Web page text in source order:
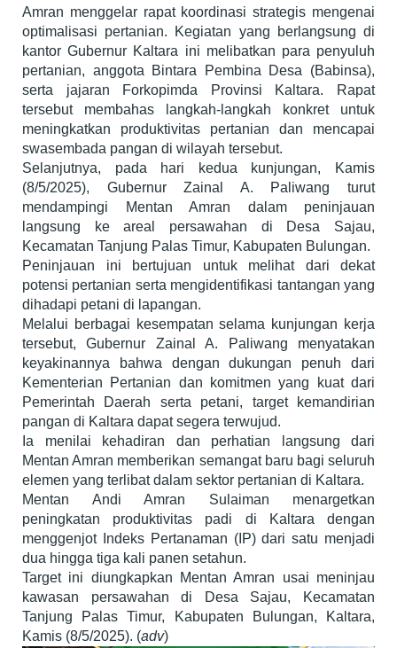
Amran menggelar rapat koordinasi strategis mengenai
optimalisasi pertanian. Kegiatan yang berlangsung di
kantor Gubernur Kaltara ini melibatkan para penyuluh
pertanian, anggota Bintara Pembina Desa (Babinsa),
serta jajaran Forkopimda Provinsi Kaltara. Rapat
tersebut membahas langkah-langkah konkret untuk
meningkatkan produktivitas pertanian dan mencapai
swasembada pangan di wilayah tersebut.
Selanjutnya, pada hari kedua kunjungan, Kamis
(8/5/2025), Gubernur Zainal A. Paliwang turut
mendampingi Mentan Amran dalam peninjauan
langsung ke areal persawahan di Desa Sajau,
Kecamatan Tanjung Palas Timur, Kabupaten Bulungan.
Peninjauan ini bertujuan untuk melihat dari dekat
potensi pertanian serta mengidentifikasi tantangan yang
dihadapi petani di lapangan.
Melalui berbagai kesempatan selama kunjungan kerja
tersebut, Gubernur Zainal A. Paliwang menyatakan
keyakinannya bahwa dengan dukungan penuh dari
Kementerian Pertanian dan komitmen yang kuat dari
Pemerintah Daerah serta petani, target kemandirian
pangan di Kaltara dapat segera terwujud.
Ia menilai kehadiran dan perhatian langsung dari
Mentan Amran memberikan semangat baru bagi seluruh
elemen yang terlibat dalam sektor pertanian di Kaltara.
Mentan Andi Amran Sulaiman menargetkan
peningkatan produktivitas padi di Kaltara dengan
menggenjot Indeks Pertanaman (IP) dari satu menjadi
dua hingga tiga kali panen setahun.
Target ini diungkapkan Mentan Amran usai meninjau
kawasan persawahan di Desa Sajau, Kecamatan
Tanjung Palas Timur, Kabupaten Bulungan, Kaltara,
Kamis (8/5/2025). (adv)